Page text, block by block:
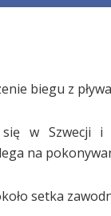
biegu z
w Szwecji
na
setka